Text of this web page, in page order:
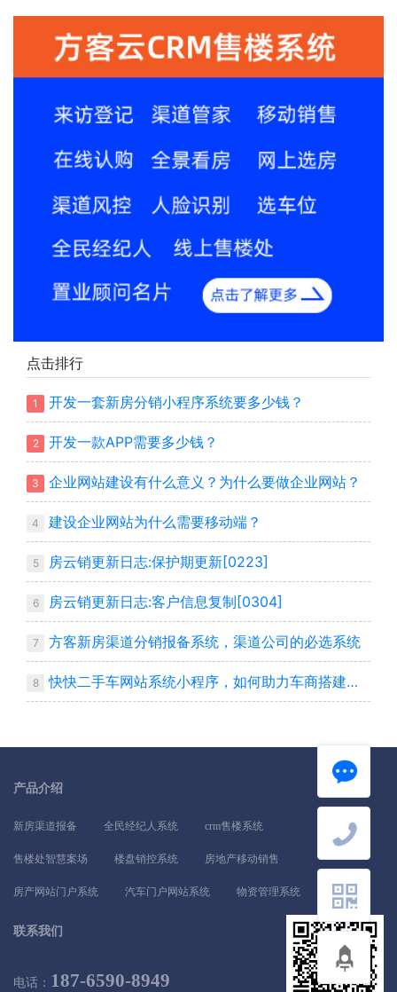
点击排行
1 开发一套新房分销小程序系统要多少钱？
2 开发一款APP需要多少钱？
3 企业网站建设有什么意义？为什么要做企业网站？
4 建设企业网站为什么需要移动端？
5 房云销更新日志:保护期更新[0223]
6 房云销更新日志:客户信息复制[0304]
7 方客新房渠道分销报备系统，渠道公司的必选系统
8 快快二手车网站系统小程序，如何助力车商搭建自己平台
产品介绍
新房渠道报备 全民经纪人系统 crm售楼系统
售楼处智慧案场 楼盘销控系统 房地产移动销售
房产网站门户系统 汽车门户网站系统 物资管理系统
联系我们
电话： 187-6590-8949